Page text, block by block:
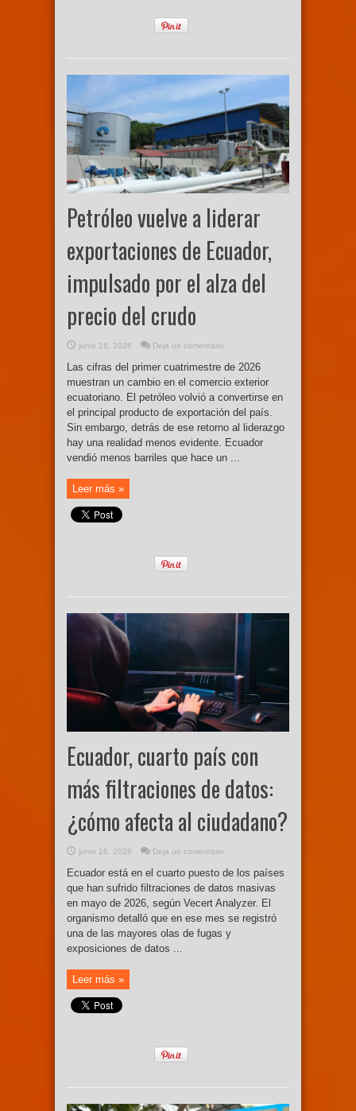
Petróleo vuelve a liderar
exportaciones de Ecuador,
impulsado por el alza del
precio del crudo
junio 16, 2026 Deja un comentario
Las cifras del primer cuatrimestre de 2026
muestran un cambio en el comercio exterior
ecuatoriano. El petróleo volvió a convertirse en
el principal producto de exportación del país.
Sin embargo, detrás de ese retorno al liderazgo
hay una realidad menos evidente. Ecuador
vendió menos barriles que hace un ...
Leer más »
Ecuador, cuarto país con
más filtraciones de datos:
¿cómo afecta al ciudadano?
junio 16, 2026 Deja un comentario
Ecuador está en el cuarto puesto de los países
que han sufrido filtraciones de datos masivas
en mayo de 2026, según Vecert Analyzer. El
organismo detalló que en ese mes se registró
una de las mayores olas de fugas y
exposiciones de datos ...
Leer más »